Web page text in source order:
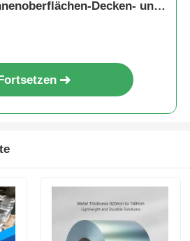
Decken- und